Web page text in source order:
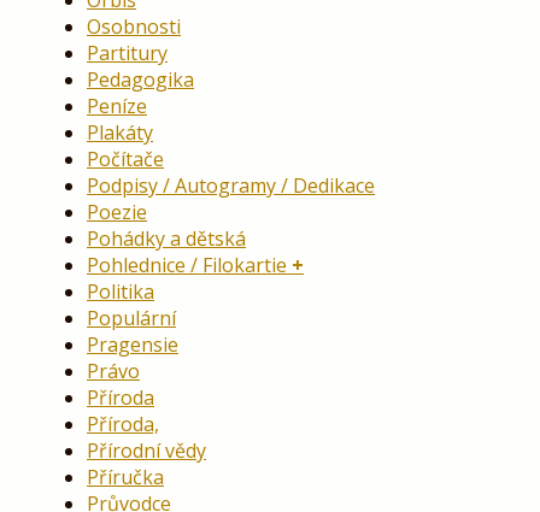
Osobnosti
Partitury
Pedagogika
Peníze
Plakáty
Počítače
Podpisy / Autogramy / Dedikace
Poezie
Pohádky a dětská
Pohlednice / Filokartie
Politika
Populární
Pragensie
Právo
Příroda
Příroda,
Přírodní vědy
Příručka
Průvodce